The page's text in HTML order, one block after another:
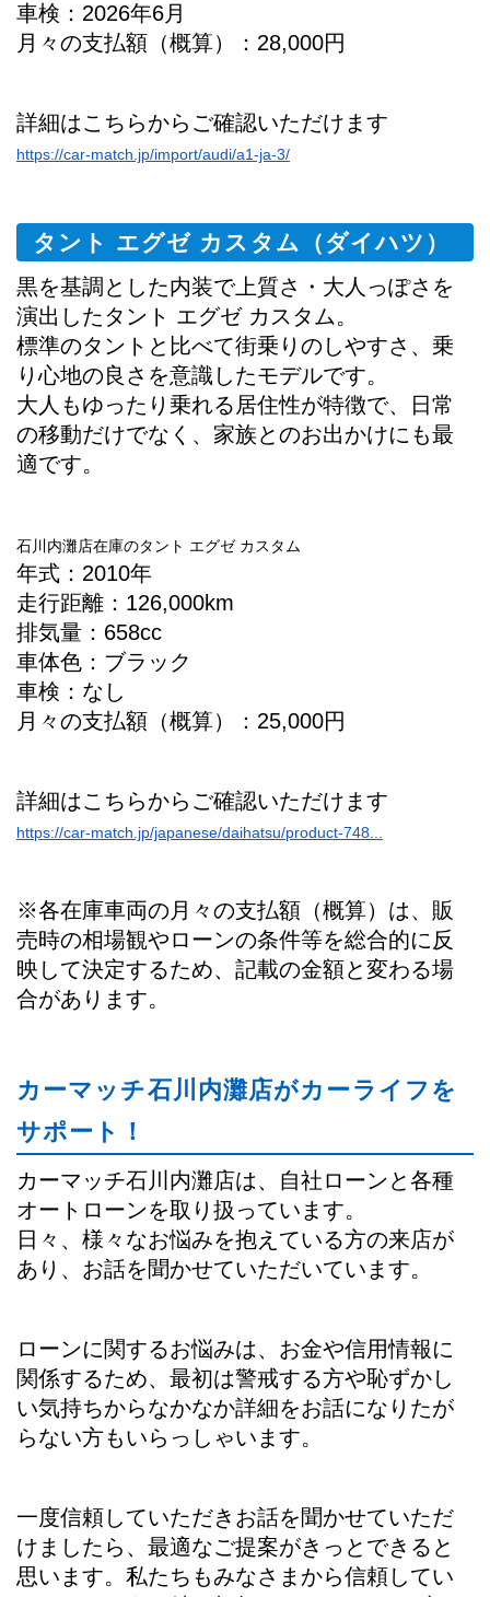
車検：2026年6月
月々の支払額（概算）：28,000円
詳細はこちらからご確認いただけます
https://car-match.jp/import/audi/a1-ja-3/
タント エグゼ カスタム（ダイハツ）
黒を基調とした内装で上質さ・大人っぽさを
演出したタント エグゼ カスタム。
標準のタントと比べて街乗りのしやすさ、乗
り心地の良さを意識したモデルです。
大人もゆったり乗れる居住性が特徴で、日常
の移動だけでなく、家族とのお出かけにも最
適です。
石川内灘店在庫のタント エグゼ カスタム
年式：2010年
走行距離：126,000km
排気量：658cc
車体色：ブラック
車検：なし
月々の支払額（概算）：25,000円
詳細はこちらからご確認いただけます
https://car-match.jp/japanese/daihatsu/product-748...
※各在庫車両の月々の支払額（概算）は、販
売時の相場観やローンの条件等を総合的に反
映して決定するため、記載の金額と変わる場
合があります。
カーマッチ石川内灘店がカーライフを
サポート！
カーマッチ石川内灘店は、自社ローンと各種
オートローンを取り扱っています。
日々、様々なお悩みを抱えている方の来店が
あり、お話を聞かせていただいています。
ローンに関するお悩みは、お金や信用情報に
関係するため、最初は警戒する方や恥ずかし
い気持ちからなかなか詳細をお話になりたが
らない方もいらっしゃいます。
一度信頼していただきお話を聞かせていただ
けましたら、最適なご提案がきっとできると
思います。私たちもみなさまから信頼してい